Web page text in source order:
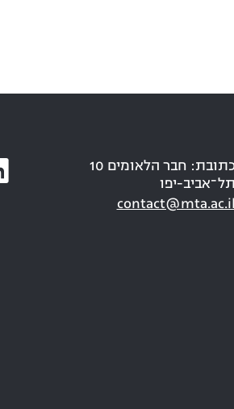
כתובת: חבר הלאומים 10
תל־אביב-יפו